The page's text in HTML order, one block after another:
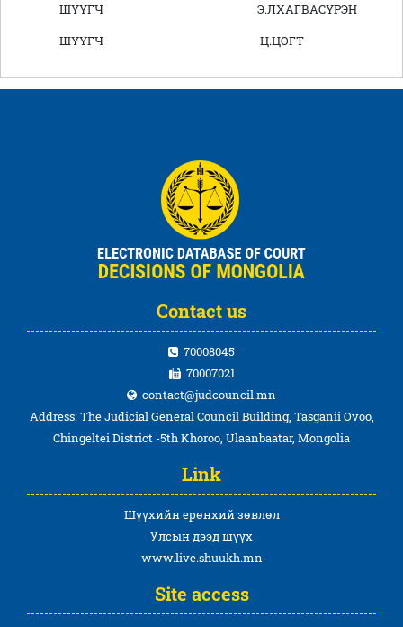
ШҮҮГЧ Э.ЛХАГВАСҮРЭН
ШҮҮГЧ Ц.ЦОГТ
Contact us
70008045
70007021
contact@judcouncil.mn
Address: The Judicial General Council Building, Tasganii Ovoo,
Chingeltei District -5th Khoroo, Ulaanbaatar, Mongolia
Link
Шүүхийн ерөнхий зөвлөл
Улсын дээд шүүх
www.live.shuukh.mn
Site access